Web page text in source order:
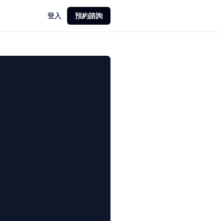
登入 預約諮詢